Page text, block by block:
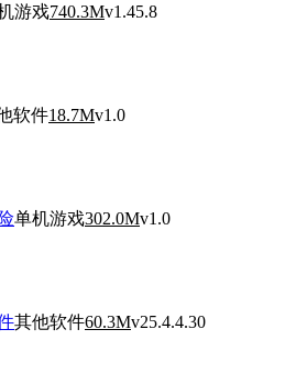
游戏740.3Mv1.45.8
软件18.7Mv1.0
单机游戏302.0Mv1.0
其他软件60.3Mv25.4.4.30